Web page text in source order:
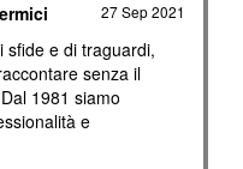
27 Sep 2021
sfide e di traguardi,
senza il
1981 siamo
e